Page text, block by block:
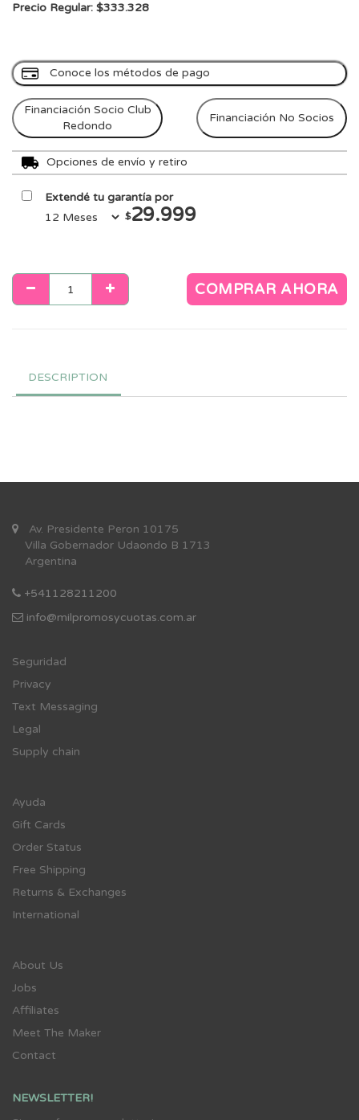
Precio Regular: $333.328
Conoce los métodos de pago
Financiación Socio Club
Redondo
Financiación No Socios
Opciones de envío y retiro
Extendé tu garantía por
$29.999
COMPRAR AHORA
DESCRIPTION
Av. Presidente Peron 10175
Villa Gobernador Udaondo B 1713
Argentina
+541128211200
info@milpromosycuotas.com.ar
Seguridad
Privacy
Text Messaging
Legal
Supply chain
Ayuda
Gift Cards
Order Status
Free Shipping
Returns & Exchanges
International
About Us
Jobs
Affiliates
Meet The Maker
Contact
NEWSLETTER!